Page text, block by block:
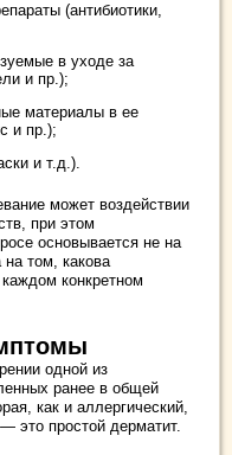
(антибиотики,
в уходе за
и пр.);
материалы в ее
и пр.);
и т.д.).
может воздействии
при этом
основывается не на
том, какова
конкретном
одной из
ранее в общей
как и аллергический,
это простой дерматит.